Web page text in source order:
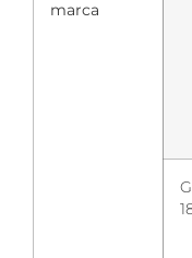
marca